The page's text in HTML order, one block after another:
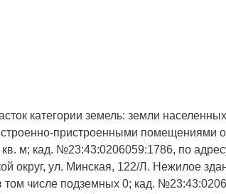
категории земель: земли
пристроенными помещениями
м; кад. №23:43:0206059:1786, по
округ, ул. Минская, 122/Л. Нежилое
том числе подземных 0; кад.